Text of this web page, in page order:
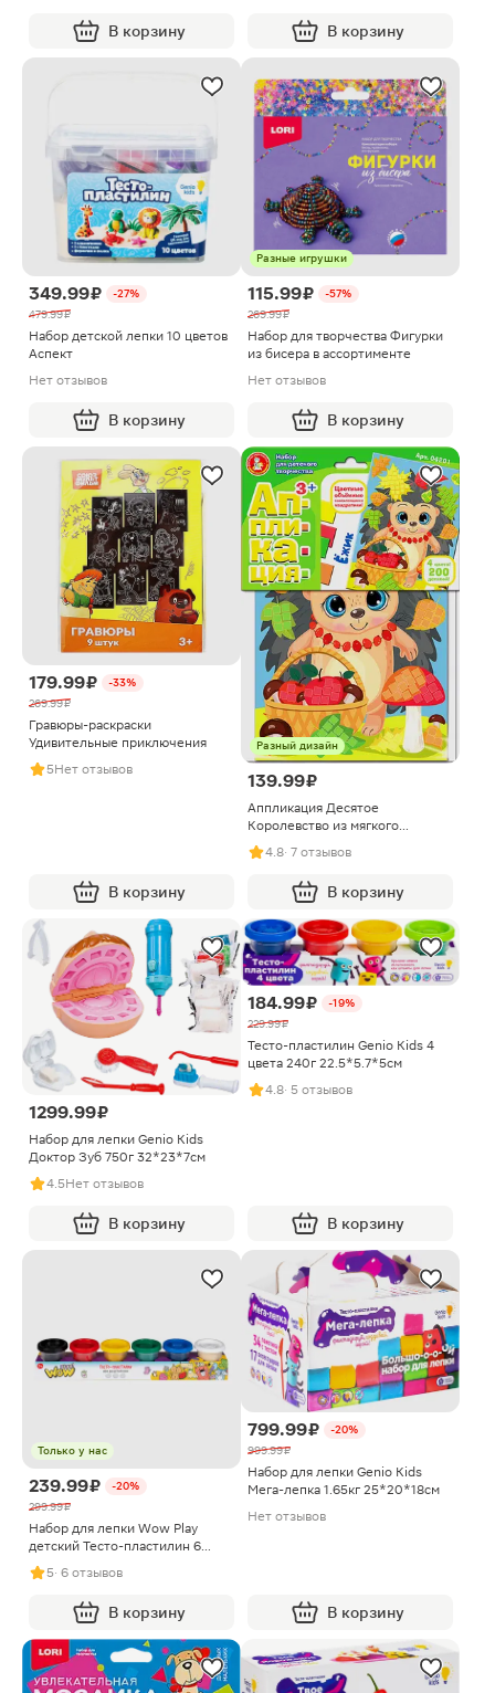
В корзину В корзину
349.99 ₽
-27%
479.99 ₽
Набор детской лепки 10 цветов
Аспект
Нет отзывов
В корзину
Разные игрушки
115.99 ₽
-57%
269.99 ₽
Набор для творчества Фигурки
из бисера в ассортименте
Нет отзывов
В корзину
179.99 ₽
-33%
269.99 ₽
Гравюры-раскраски
Удивительные приключения
5Нет отзывов
В корзину
Разный дизайн
139.99 ₽
Аппликация Десятое
Королевство из мягкого
пластика в ассортименте
4.8· 7 отзывов
В корзину
1299.99 ₽
Набор для лепки Genio Kids
Доктор Зуб 750г 32*23*7см
4.5Нет отзывов
В корзину
184.99 ₽
-19%
229.99 ₽
Тесто-пластилин Genio Kids 4
цвета 240г 22.5*5.7*5см
4.8· 5 отзывов
В корзину
Только у нас
239.99 ₽
-20%
299.99 ₽
Набор для лепки Wow Play
детский Тесто-пластилин 6
цветов
5· 6 отзывов
В корзину
799.99 ₽
-20%
999.99 ₽
Набор для лепки Genio Kids
Мега-лепка 1.65кг 25*20*18см
Нет отзывов
В корзину